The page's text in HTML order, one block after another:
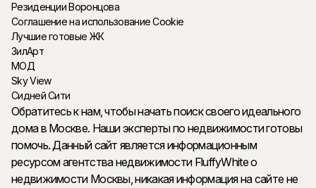
Резиденции Воронцова
Соглашение на использование Cookie
Лучшие готовые ЖК
ЗилАрт
МОД
Sky View
Сидней Сити
Обратитесь к нам, чтобы начать поиск своего идеального
дома в Москве. Наши эксперты по недвижимости готовы
помочь. Данный сайт является информационным
ресурсом агентства недвижимости FluffyWhite о
недвижимости Москвы, никакая информация на сайте не